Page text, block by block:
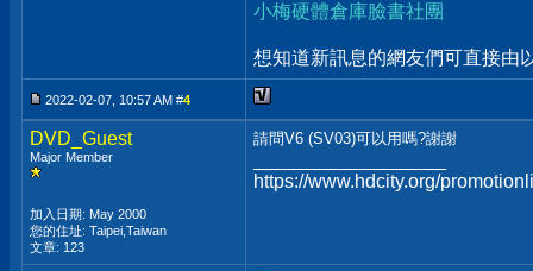
小梅硬體倉庫臉書社團
想知道新訊息的網友們可直接由
2022-02-07, 10:57 AM #4
DVD_Guest
Major Member
加入日期: May 2000
您的住址: Taipei,Taiwan
文章: 123
請問V6 (SV03)可以用嗎?謝謝
https://www.hdcity.org/